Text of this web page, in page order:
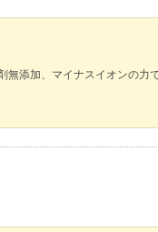
無添加、マイナスイオンの力